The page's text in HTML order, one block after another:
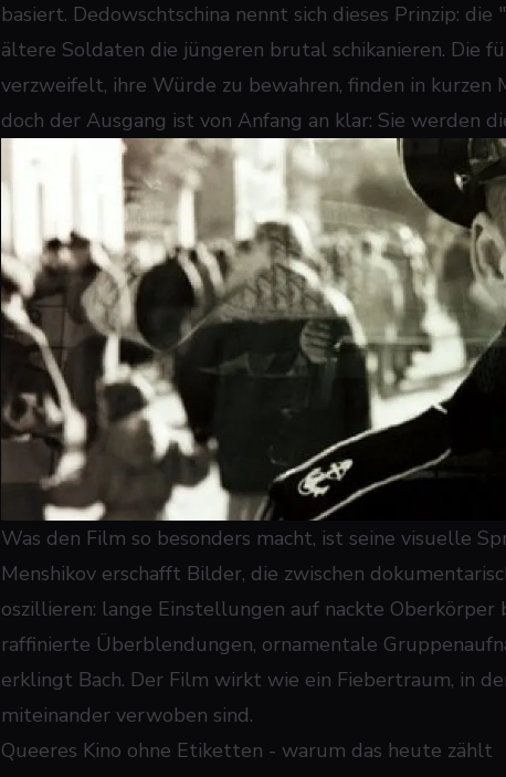
basiert. Dedowschtschina nennt sich dieses Prinzip:
ältere Soldaten die jüngeren brutal schikanieren. Die
verzweifelt, ihre Würde zu bewahren, finden in kurzen
doch der Ausgang ist von Anfang an klar: Sie werden
Was den Film so besonders macht, ist seine visuelle
Menshikov erschafft Bilder, die zwischen
oszillieren: lange Einstellungen auf nackte Oberkörper
raffinierte Überblendungen, ornamentale
erklingt Bach. Der Film wirkt wie ein Fiebertraum, in
miteinander verwoben sind.
Queeres Kino ohne Etiketten - warum das heute zählt